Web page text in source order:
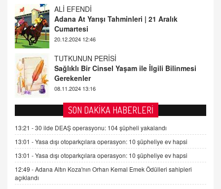
TUTKUNUN PERİSİ
Sağlıklı Bir Cinsel Yaşam ile İlgili Bilinmesi
Gerekenler
08.11.2024 13:16
FARUK ÖNALAN
Tezkere Onaylanmasaydı…
2 Kasım 2021 Salı 00:11
AV. DOĞAN CAN DOĞAN
Kişisel verilerin korunması ve dijital hukukun
gelişimi
15.09.2025 16:17
SEHER EREK
Kış Ayları Geldi, Hangi Önlemler Alınmalı?
SON DAKİKA HABERLERİ
13:21 -30 ilde DEAŞ operasyonu: 104 şüpheli yakalandı
13:01 -Yasa dışı otoparkçılara operasyon: 10 şüpheliye ev hapsi
13:01 -Yasa dışı otoparkçılara operasyon: 10 şüpheliye ev hapsi
12:49 -Adana Altın Koza'nın Orhan Kemal Emek Ödülleri sahipleri
açıklandı